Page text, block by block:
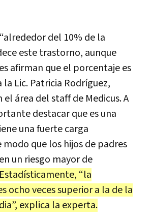
del 10% de la
este trastorno, aunque
afirman que el porcentaje es
la Lic. Patricia Rodríguez,
el área del staff de Medicus. A
destacar que es una
una fuerte carga
que los hijos de padres
un riesgo mayor de
Estadísticamente, “la
ocho veces superior a la de la
explica la experta.